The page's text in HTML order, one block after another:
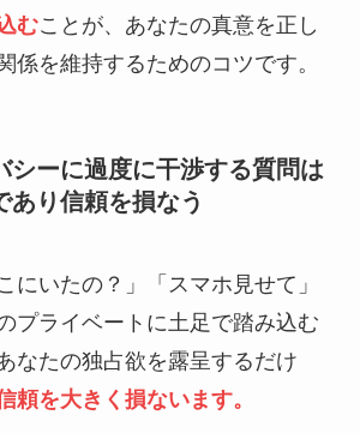
むことが、あなたの真意を正し
係を維持するためのコツです。
シーに過度に干渉する質問は
あり信頼を損なう
にいたの？」「スマホ見せて」
プライベートに土足で踏み込む
なたの独占欲を露呈するだけ
頼を大きく損ないます。